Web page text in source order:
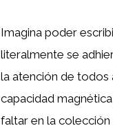
Imagina poder
literalmente se
la atención de todos
capacidad
faltar en la